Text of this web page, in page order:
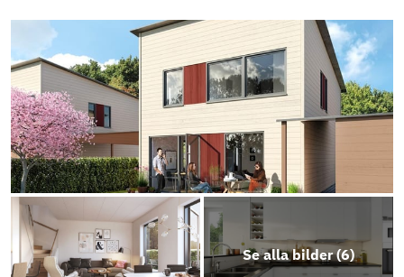
Se alla bilder (6)